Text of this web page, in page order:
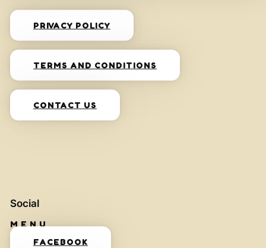
PRIVACY POLICY
TERMS AND CONDITIONS
CONTACT US
Social
FACEBOOK